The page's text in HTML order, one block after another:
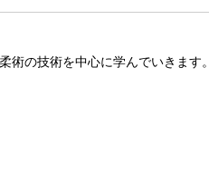
の技術を中心に学んでいきます。